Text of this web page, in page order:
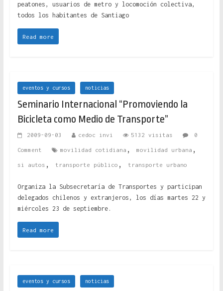
peatones, usuarios de metro y locomoción colectiva,
todos los habitantes de Santiago
Read more
eventos y cursos noticias
Seminario Internacional “Promoviendo la
Bicicleta como Medio de Transporte”
2009-09-03 cedoc invi 5132 visitas 0
Comment movilidad cotidiana , movilidad urbana ,
si autos , transporte público , transporte urbano
Organiza la Subsecretaría de Transportes y participan
delegados chilenos y extranjeros, los días martes 22 y
miércoles 23 de septiembre.
Read more
eventos y cursos noticias